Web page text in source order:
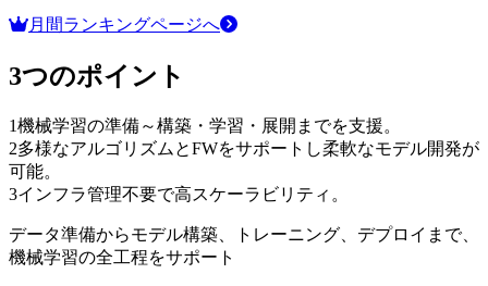
月間ランキングページへ
3つのポイント
1機械学習の準備～構築・学習・展開までを支援。
2多様なアルゴリズムとFWをサポートし柔軟なモデル開発が
可能。
3インフラ管理不要で高スケーラビリティ。
データ準備からモデル構築、トレーニング、デプロイまで、
機械学習の全工程をサポート